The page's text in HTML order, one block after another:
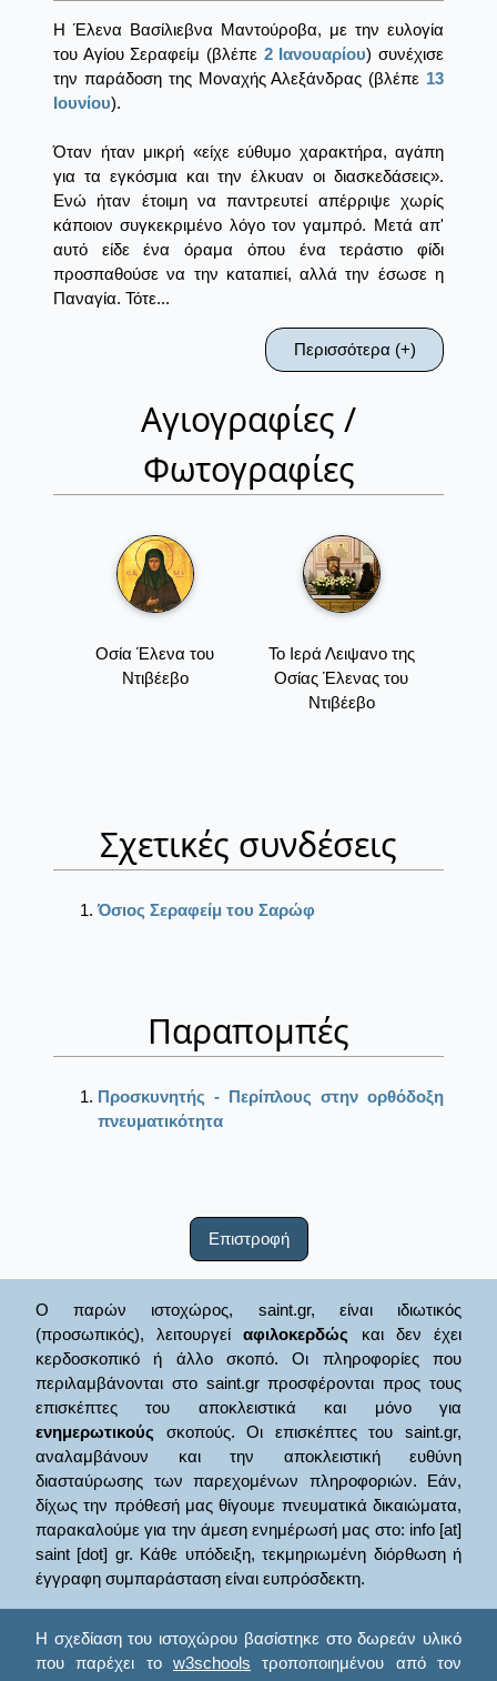
Η Έλενα Βασίλιεβνα Μαντούροβα, με την ευλογία
του Αγίου Σεραφείμ (βλέπε 2 Ιανουαρίου) συνέχισε
την παράδοση της Μοναχής Αλεξάνδρας (βλέπε 13
Ιουνίου).
Όταν ήταν μικρή «είχε εύθυμο χαρακτήρα, αγάπη
για τα εγκόσμια και την έλκυαν οι διασκεδάσεις».
Ενώ ήταν έτοιμη να παντρευτεί απέρριψε χωρίς
κάποιον συγκεκριμένο λόγο τον γαμπρό. Μετά απ'
αυτό είδε ένα όραμα όπου ένα τεράστιο φίδι
προσπαθούσε να την καταπιεί, αλλά την έσωσε η
Παναγία. Τότε...
Περισσότερα (+)
Αγιογραφίες /
Φωτογραφίες
Οσία Έλενα του
Ντιβέεβο
Το Ιερά Λειψανο της
Οσίας Έλενας του
Ντιβέεβο
Σχετικές συνδέσεις
Όσιος Σεραφείμ του Σαρώφ
Παραπομπές
Προσκυνητής - Περίπλους στην ορθόδοξη
πνευματικότητα
Επιστροφή
Ο παρών ιστοχώρος, saint.gr, είναι ιδιωτικός
(προσωπικός), λειτουργείαφιλοκερδώς και δεν έχει
κερδοσκοπικό ή άλλο σκοπό. Οι πληροφορίες που
περιλαμβάνονται στο saint.gr προσφέρονται προς τους
επισκέπτες του αποκλειστικά και μόνο για
ενημερωτικούς σκοπούς. Οι επισκέπτες του saint.gr,
αναλαμβάνουν και την αποκλειστική ευθύνη
διασταύρωσης των παρεχομένων πληροφοριών. Εάν,
δίχως την πρόθεσή μας θίγουμε πνευματικά δικαιώματα,
παρακαλούμε για την άμεση ενημέρωσή μας στο: info [at]
saint [dot] gr. Κάθε υπόδειξη, τεκμηριωμένη διόρθωση ή
έγγραφη συμπαράσταση είναι ευπρόσδεκτη.
Η σχεδίαση του ιστοχώρου βασίστηκε στο δωρεάν υλικό
που παρέχει το w3schools τροποποιημένου από τον